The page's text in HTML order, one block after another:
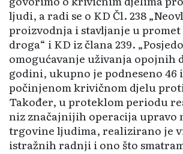
ljudi, a radi se o KD Čl. 238
proizvodnja i stavljanje u
droga“ i KD iz člana 239.
omogućavanje uživanja opojnih
godini, ukupno je podne­seno 46
počinje­nom krivičnom djelu
Također, u proteklom periodu
niz značajnijih operacija upravo
trgovine ljudima, realizirano je
istražnih radnji i ono što